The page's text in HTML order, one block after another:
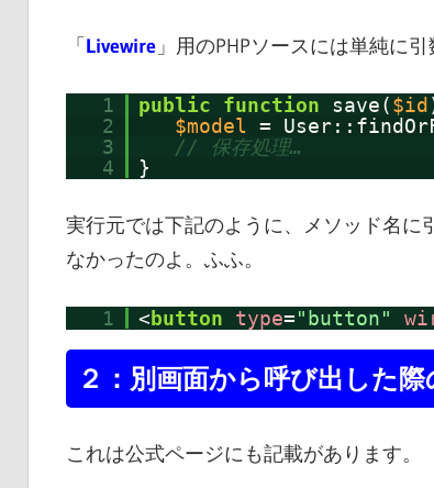
「Livewire」用のPHPソースには単純に引
1 public function save($id
2
$model =
3
// 保存処理…
4
}
実行元では下記のように、メソッド名に
なかったのよ。ふふ。
1 <button type="button"
２：別画面から呼び出した際
これは公式ページにも記載があります。